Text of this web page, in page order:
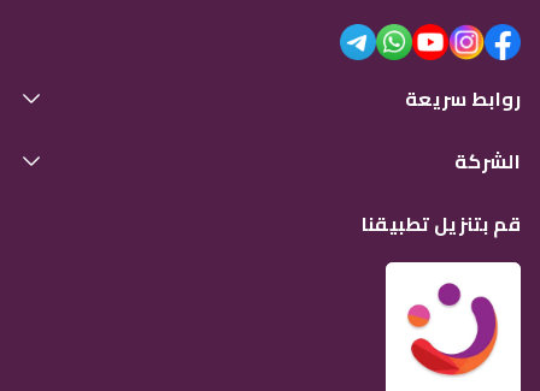
روابط سريعة
الشركة
قم بتنزيل تطبيقنا